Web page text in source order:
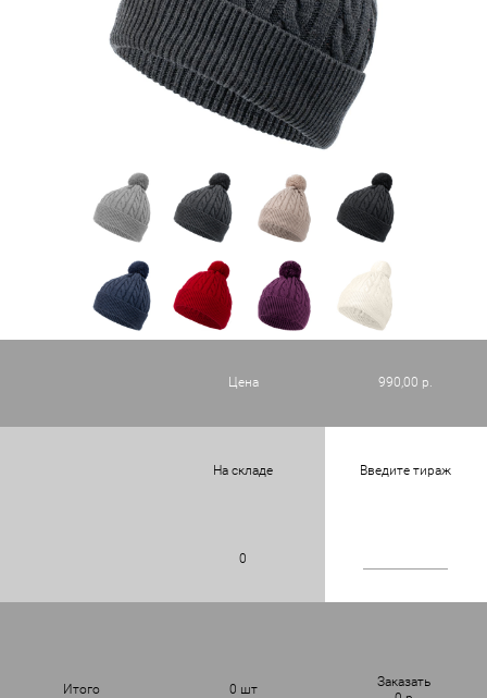
Цена 990,00 р.
На складе Введите тираж
0
Итого 0 шт
Заказать